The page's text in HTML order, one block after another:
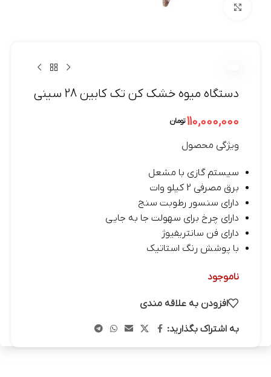
بزرگنمایی تصویر
دستگاه میوه خشک کن تک کابین 28 سینی
تومان110,000,000
ویژگی محصول
سیستم گازی با مشعل
برق مصرفی 2 کیلو وات
دارای سنسور رطوبت سنج
دارای چرخ برای سهولت جا به جایی
دارای فن سانتریفیوژ
با پوشش رنگ استاتیک
ناموجود
افزودن به علاقه مندی
به اشتراک بگذارید: